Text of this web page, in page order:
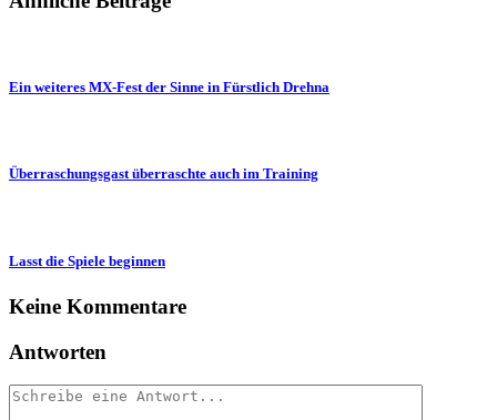
Ein weiteres MX-Fest der Sinne in Fürstlich Drehna
Überraschungsgast überraschte auch im Training
Lasst die Spiele beginnen
Keine Kommentare
Antworten